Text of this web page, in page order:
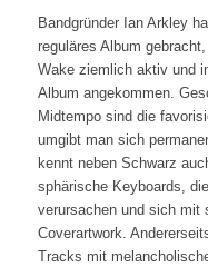
Bandgründer Ian Arkley
reguläres Album
Wake ziemlich aktiv und
Album angekommen.
Midtempo sind die
umgibt man sich
kennt neben Schwarz
sphärische Keyboards,
verursachen und sich mit
Coverartwork.
Tracks mit